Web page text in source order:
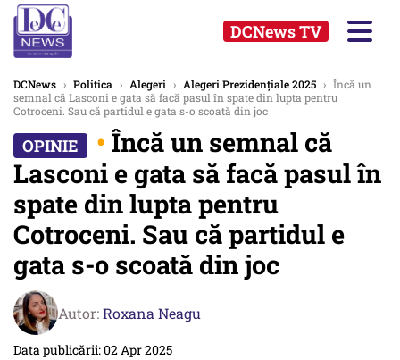
DCNews TV
DCNews › Politica › Alegeri › Alegeri Prezidențiale 2025 › Încă un
semnal că Lasconi e gata să facă pasul în spate din lupta pentru
Cotroceni. Sau că partidul e gata s-o scoată din joc
• Încă un semnal că
Lasconi e gata să facă pasul în
spate din lupta pentru
Cotroceni. Sau că partidul e
gata s-o scoată din joc
Autor:Roxana Neagu
Data publicării: 02 Apr 2025